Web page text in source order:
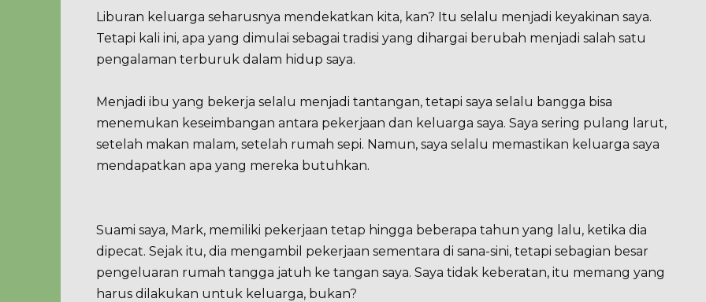
Liburan keluarga seharusnya mendekatkan kita, kan? Itu selalu menjadi keyakinan saya.
Tetapi kali ini, apa yang dimulai sebagai tradisi yang dihargai berubah menjadi salah satu
pengalaman terburuk dalam hidup saya.
Menjadi ibu yang bekerja selalu menjadi tantangan, tetapi saya selalu bangga bisa
menemukan keseimbangan antara pekerjaan dan keluarga saya. Saya sering pulang larut,
setelah makan malam, setelah rumah sepi. Namun, saya selalu memastikan keluarga saya
mendapatkan apa yang mereka butuhkan.
Suami saya, Mark, memiliki pekerjaan tetap hingga beberapa tahun yang lalu, ketika dia
dipecat. Sejak itu, dia mengambil pekerjaan sementara di sana-sini, tetapi sebagian besar
pengeluaran rumah tangga jatuh ke tangan saya. Saya tidak keberatan, itu memang yang
harus dilakukan untuk keluarga, bukan?